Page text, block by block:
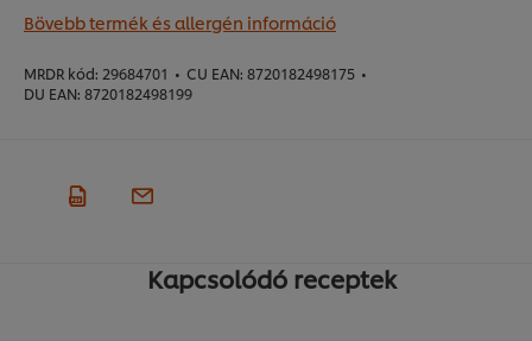
Bövebb termék és allergén információ
MRDR kód: 29684701 • CU EAN: 8720182498175 •
DU EAN: 8720182498199
Kapcsolódó receptek